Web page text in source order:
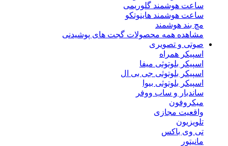
ساعت هوشمند گلوریمی
ساعت هوشمند هاینوتکو
مچ بند هوشمند
مشاهده همه محصولات گجت های پوشیدنی
صوتی و تصویری
اسپیکر همراه
اسپیکر بلوتوثی میفا
اسپیکر بلوتوثی جی بی ال
اسپیکر بلوتوثی بیوا
ساندبار و ساب ووفر
میکروفون
واقعیت مجازی
تلویزیون
تی وی باکس
مانیتور